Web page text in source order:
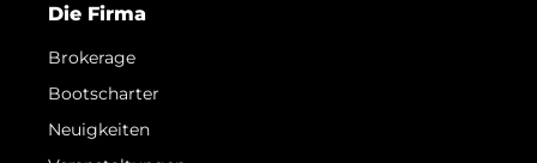
Die Firma
Brokerage
Bootscharter
Neuigkeiten